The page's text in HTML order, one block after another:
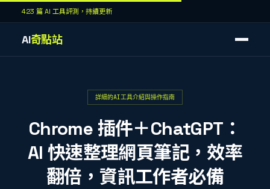
423 篇 AI 工具評測，持續更新
AI奇點站
詳細的AI工具介紹與操作指南
Chrome 插件＋ChatGPT：
AI 快速整理網頁筆記，效率
翻倍，資訊工作者必備